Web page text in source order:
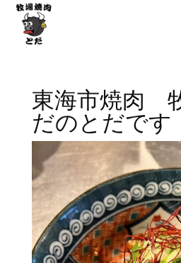
東海市焼肉
だのとだです